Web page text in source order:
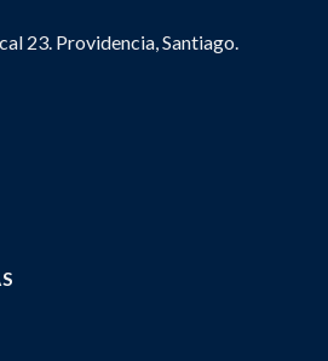
23. Providencia, Santiago.